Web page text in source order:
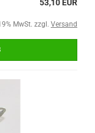
53,10 EUR
MwSt. zzgl. Versand